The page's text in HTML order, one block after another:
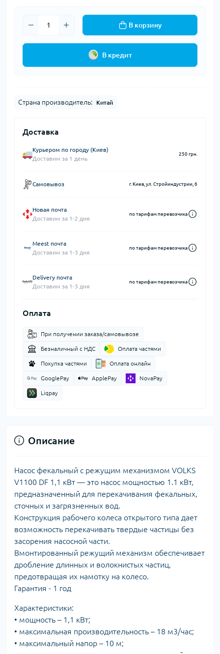
В корзину
В кредит
Страна производитель: Китай
Доставка
Курьером по городу (Киев)
Доставим за 1 день
250 грн.
Самовывоз г. Киев, ул. Стройиндустрии, 6
Новая почта
Доставим за 1-2 дня
по тарифам перевозчика
Meest почта
Доставим за 1-3 дня
по тарифам перевозчика
Delivery почта
Доставим за 1-3 дня
по тарифам перевозчика
Оплата
При получении заказа/самовывозе
Безналичный с НДС Оплата частями
Покупка частями Оплата онлайн
GooglePay ApplePay NovaPay
Liqpay
Описание
Насос фекальный с режущим механизмом VOLKS
V1100 DF 1,1 кВт — это насос мощностью 1.1 кВт,
предназначенный для перекачивания фекальных,
сточных и загрязненных вод.
Конструкция рабочего колеса открытого типа дает
возможность перекачивать твердые частицы без
засорения насосной части.
Вмонтированный режущий механизм обеспечивает
дробление длинных и волокнистых частиц,
предотвращая их намотку на колесо.
Гарантия - 1 год
Характеристики:
• мощность – 1,1 кВт;
• максимальная производительность – 18 м3/час;
• максимальный напор – 10 м;